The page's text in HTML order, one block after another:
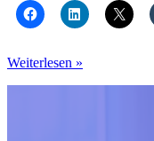
Neue
Weiterlesen »